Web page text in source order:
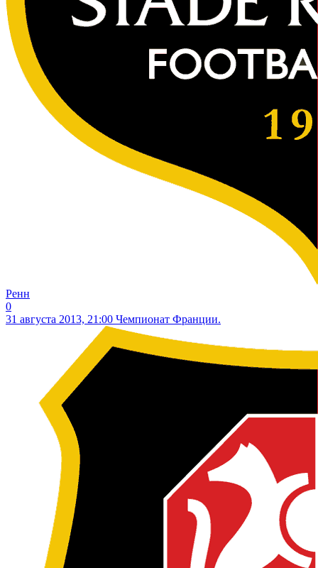
Ренн
0
31 августа 2013, 21:00 Чемпионат Франции.